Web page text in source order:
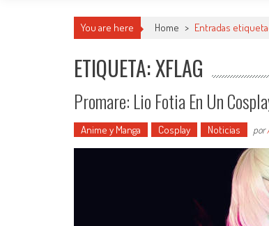
You are here Home > Entradas
ETIQUETA: XFLAG
Promare: Lio Fotia En Un
Anime y Manga Cosplay Noticias por